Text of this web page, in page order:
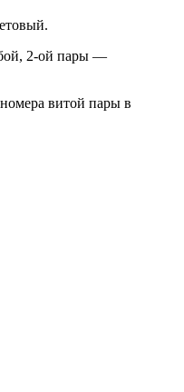
2-ой пары —
витой пары в